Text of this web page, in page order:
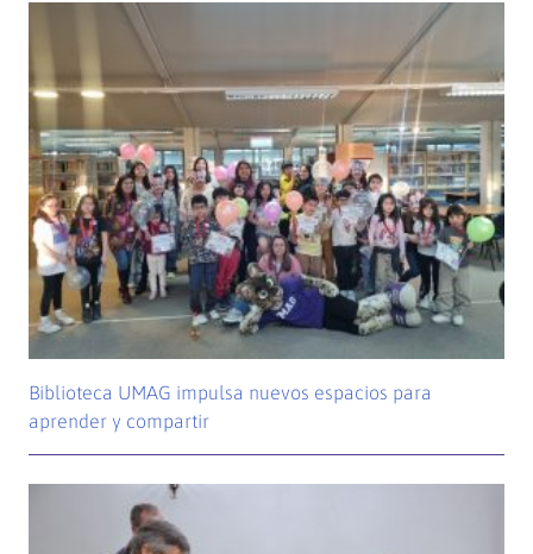
Biblioteca UMAG impulsa nuevos espacios para
aprender y compartir